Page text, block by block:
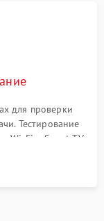
для проверки
Тестирование
Wi-Fi и Smart TV
часов.